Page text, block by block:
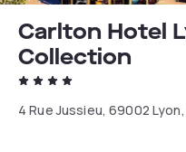
Carlton Hotel
Collection
4 Rue Jussieu, 69002